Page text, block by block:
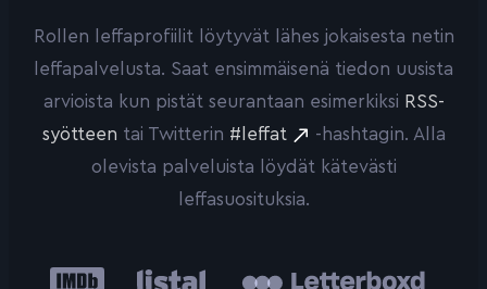
Rollen leffaprofiilit löytyvät lähes jokaisesta netin
leffapalvelusta. Saat ensimmäisenä tiedon uusista
arvioista kun pistät seurantaan esimerkiksi RSS-
syötteen tai Twitterin #leffat
-hashtagin. Alla
olevista palveluista löydät kätevästi
leffasuosituksia.